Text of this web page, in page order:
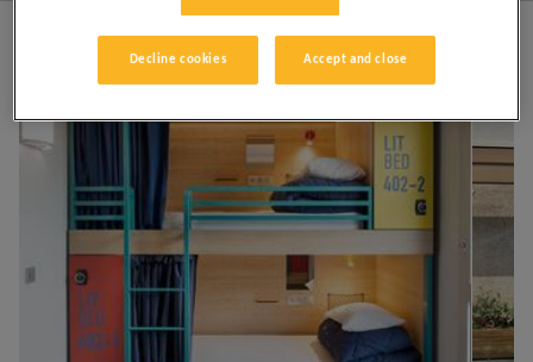
Decline cookies Accept and close